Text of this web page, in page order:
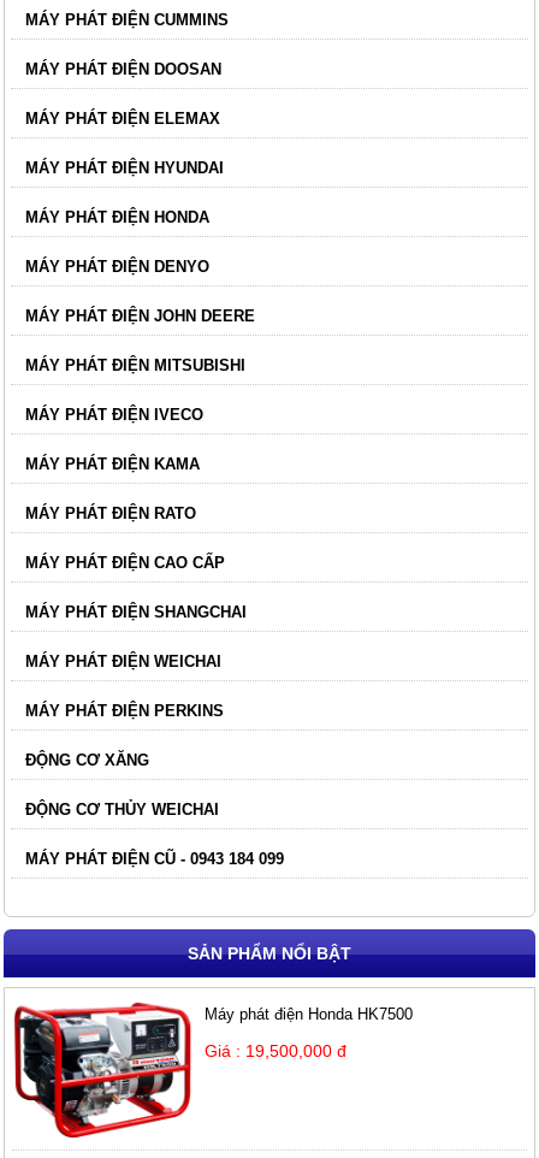
MÁY PHÁT ĐIỆN CUMMINS
MÁY PHÁT ĐIỆN DOOSAN
MÁY PHÁT ĐIỆN ELEMAX
MÁY PHÁT ĐIỆN HYUNDAI
MÁY PHÁT ĐIỆN HONDA
MÁY PHÁT ĐIỆN DENYO
MÁY PHÁT ĐIỆN JOHN DEERE
MÁY PHÁT ĐIỆN MITSUBISHI
MÁY PHÁT ĐIỆN IVECO
MÁY PHÁT ĐIỆN KAMA
MÁY PHÁT ĐIỆN RATO
MÁY PHÁT ĐIỆN CAO CẤP
MÁY PHÁT ĐIỆN SHANGCHAI
MÁY PHÁT ĐIỆN WEICHAI
MÁY PHÁT ĐIỆN PERKINS
ĐỘNG CƠ XĂNG
ĐỘNG CƠ THỦY WEICHAI
MÁY PHÁT ĐIỆN CŨ - 0943 184 099
SẢN PHẨM NỔI BẬT
Máy phát điện Honda HK7500
Giá : 19,500,000 đ